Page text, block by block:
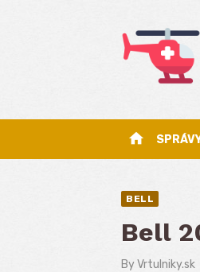
home
BELL
Bell
ByVrtulniky.sk